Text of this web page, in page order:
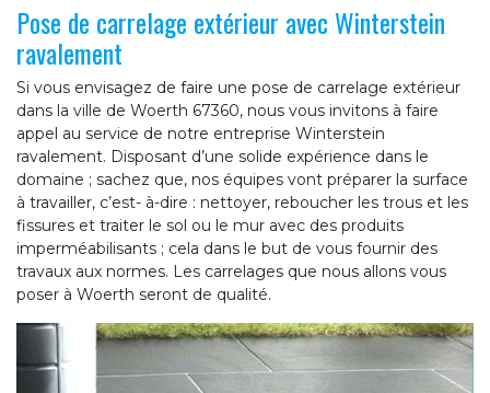
Pose de carrelage extérieur avec Winterstein
ravalement
Si vous envisagez de faire une pose de carrelage extérieur
dans la ville de Woerth 67360, nous vous invitons à faire
appel au service de notre entreprise Winterstein
ravalement. Disposant d’une solide expérience dans le
domaine ; sachez que, nos équipes vont préparer la surface
à travailler, c’est- à-dire : nettoyer, reboucher les trous et les
fissures et traiter le sol ou le mur avec des produits
imperméabilisants ; cela dans le but de vous fournir des
travaux aux normes. Les carrelages que nous allons vous
poser à Woerth seront de qualité.